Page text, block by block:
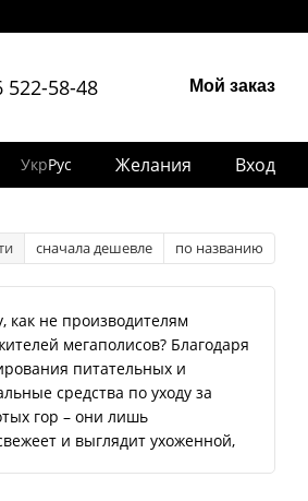
522-58-48 Мой заказ
УкрРус Желания Вход
сначала дешевле по названию
как не производителям
мегаполисов? Благодаря
питательных и
средства по уходу за
гор – они лишь
и выглядит ухоженной,